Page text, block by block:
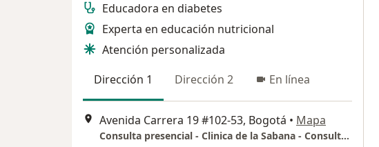
Educadora en diabetes
Experta en educación nutricional
Atención personalizada
Dirección 1
Dirección 2 En línea
Avenida Carrera 19 #102-53, Bogotá • Mapa
Consulta presencial - Clinica de la Sabana - Consultorio 215